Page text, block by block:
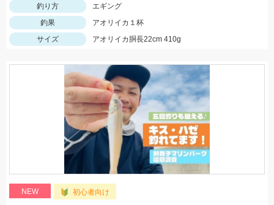
釣り方
エギング
釣果
アオリイカ１杯
サイズ
アオリイカ胴長22cm 410g
NEW 初心者向け